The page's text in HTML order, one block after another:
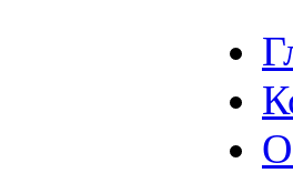
О